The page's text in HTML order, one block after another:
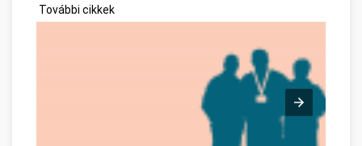
További cikkek